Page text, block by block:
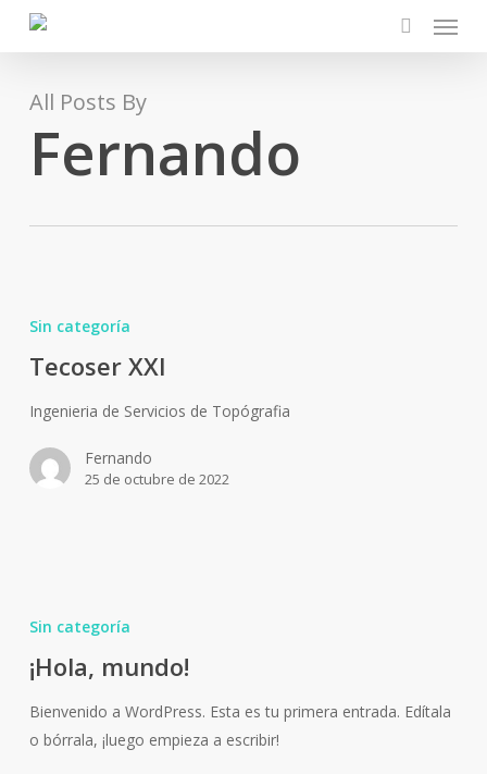
content
search
Menu
All Posts By
Fernando
XXI
Sin categoría
Tecoser XXI
Ingenieria de Servicios de Topógrafia
Fernando
25 de octubre de 2022
Sin categoría
¡Hola, mundo!
Bienvenido a WordPress. Esta es tu primera entrada. Edítala
o bórrala, ¡luego empieza a escribir!